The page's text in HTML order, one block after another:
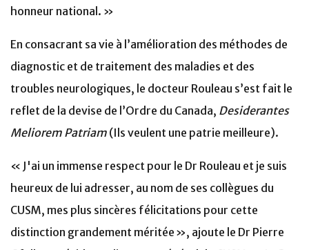
honneur national. »
En consacrant sa vie à l’amélioration des méthodes de
diagnostic et de traitement des maladies et des
troubles neurologiques, le docteur Rouleau s’est fait le
reflet de la devise de l’Ordre du Canada, Desiderantes
Meliorem Patriam (Ils veulent une patrie meilleure).
« J'ai un immense respect pour le Dr Rouleau et je suis
heureux de lui adresser, au nom de ses collègues du
CUSM, mes plus sincères félicitations pour cette
distinction grandement méritée », ajoute le Dr Pierre